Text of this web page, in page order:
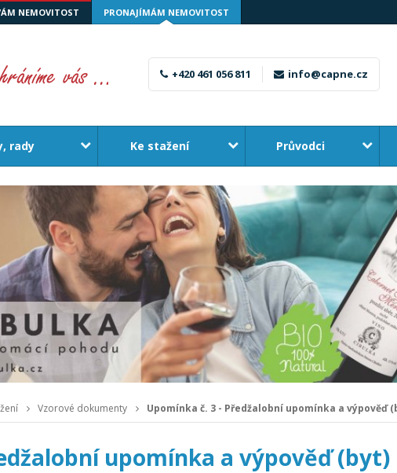
NEMOVITOST PRONAJÍMÁM NEMOVITOST
+420 461 056 811
info@capne.cz
rady Ke stažení Průvodci
Vzorové dokumenty Upomínka č. 3 - Předžalobní upomínka a výpověď
upomínka a výpověď (byt)